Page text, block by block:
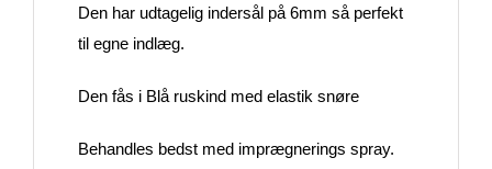
Den har udtagelig indersål på 6mm så perfekt
til egne indlæg.
Den fås i Blå ruskind med elastik snøre
Behandles bedst med imprægnerings spray.